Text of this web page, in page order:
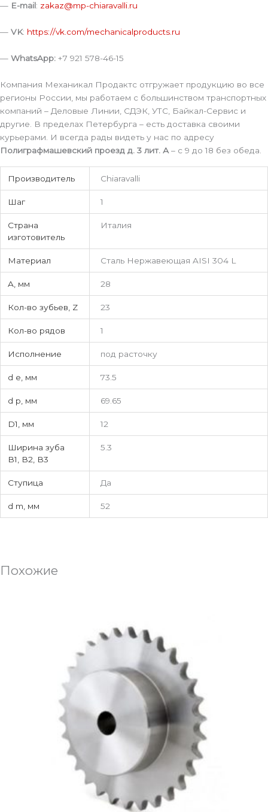
— E-mail: zakaz@mp-chiaravalli.ru
— VK: https://vk.com/mechanicalproducts.ru
— WhatsApp: +7 921 578-46-15
Компания Механикал Продактс отгружает продукцию во все
регионы России, мы работаем с большинством транспортных
компаний – Деловые Линии, СДЭК, УТС, Байкал-Сервис и
другие. В пределах Петербурга – есть доставка своими
курьерами. И всегда рады видеть у нас по адресу
Полиграфмашевский проезд д. 3 лит. А – с 9 до 18 без обеда.
Производитель Chiaravalli
Шаг 1
Страна
изготовитель
Италия
Материал Сталь Нержавеющая AISI 304 L
A, мм 28
Кол-во зубьев, Z 23
Кол-во рядов 1
Исполнение под расточку
d e, мм 73.5
d p, мм 69.65
D1, мм 12
Ширина зуба
В1, В2, В3
5.3
Ступица Да
d m, мм 52
Похожие